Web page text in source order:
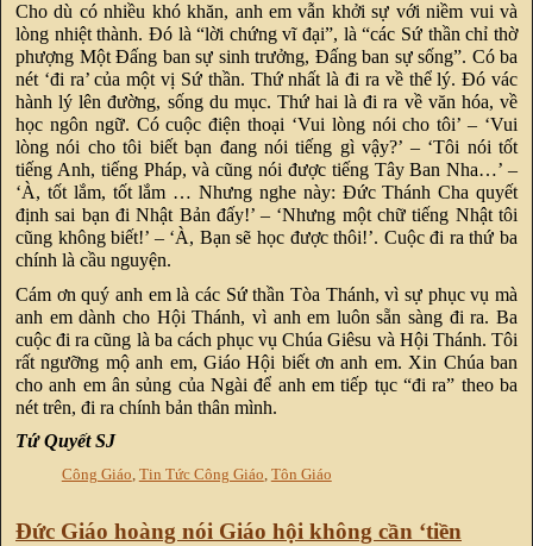
Cho dù có nhiều khó khăn, anh em vẫn khởi sự với niềm vui và
lòng nhiệt thành. Đó là “lời chứng vĩ đại”, là “các Sứ thần chỉ thờ
phượng Một Đấng ban sự sinh trưởng, Đấng ban sự sống”. Có ba
nét ‘đi ra’ của một vị Sứ thần. Thứ nhất là đi ra về thể lý. Đó vác
hành lý lên đường, sống du mục. Thứ hai là đi ra về văn hóa, về
học ngôn ngữ. Có cuộc điện thoại ‘Vui lòng nói cho tôi’ – ‘Vui
lòng nói cho tôi biết bạn đang nói tiếng gì vậy?’ – ‘Tôi nói tốt
tiếng Anh, tiếng Pháp, và cũng nói được tiếng Tây Ban Nha…’ –
‘À, tốt lắm, tốt lắm … Nhưng nghe này: Đức Thánh Cha quyết
định sai bạn đi Nhật Bản đấy!’ – ‘Nhưng một chữ tiếng Nhật tôi
cũng không biết!’ – ‘À, Bạn sẽ học được thôi!’. Cuộc đi ra thứ ba
chính là cầu nguyện.
Cám ơn quý anh em là các Sứ thần Tòa Thánh, vì sự phục vụ mà
anh em dành cho Hội Thánh, vì anh em luôn sẵn sàng đi ra. Ba
cuộc đi ra cũng là ba cách phục vụ Chúa Giêsu và Hội Thánh. Tôi
rất ngưỡng mộ anh em, Giáo Hội biết ơn anh em. Xin Chúa ban
cho anh em ân sủng của Ngài để anh em tiếp tục “đi ra” theo ba
nét trên, đi ra chính bản thân mình.
Tứ Quyết SJ
Công Giáo, Tin Tức Công Giáo, Tôn Giáo
Đức Giáo hoàng nói Giáo hội không cần ‘tiền